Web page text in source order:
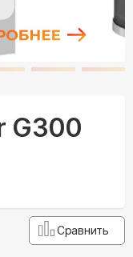
G300
Сравнить